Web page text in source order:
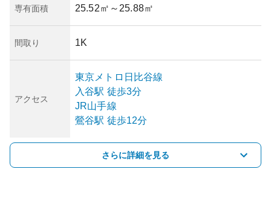
専有面積 25.52㎡ ～25.88㎡
間取り 1K
アクセス
東京メトロ日比谷線
入谷駅 徒歩3分
JR山手線
鶯谷駅 徒歩12分
さらに詳細を見る